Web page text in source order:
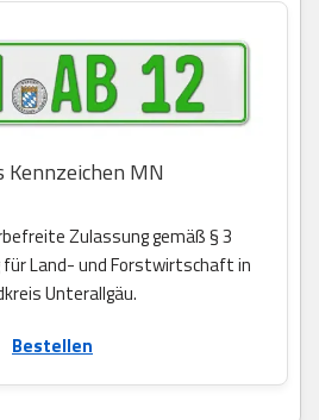
Kennzeichen MN
Zulassung gemäß § 3
für Land- und Forstwirtschaft in
Unterallgäu.
Bestellen